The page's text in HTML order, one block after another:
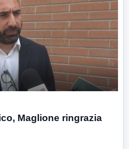
Maglione ringrazia